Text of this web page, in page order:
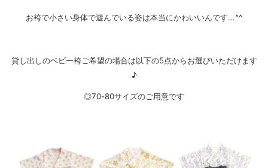
お袴で小さい身体で遊んでいる姿は本当にかわいいんです...^^
貸し出しのベビー袴ご希望の場合は以下の5点からお選びいただけます
♪
◎70-80サイズのご用意です